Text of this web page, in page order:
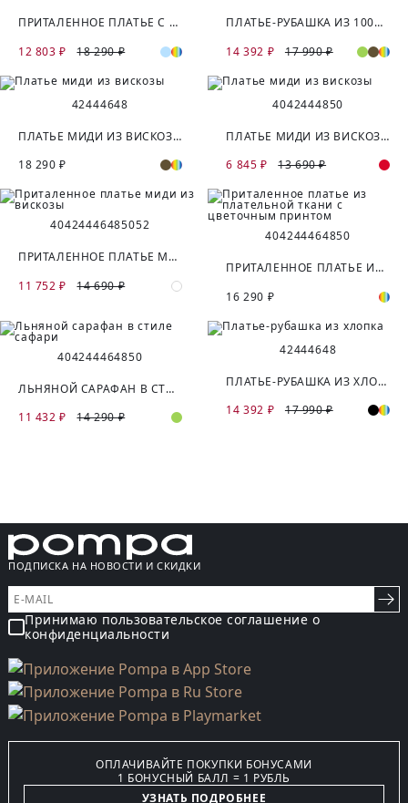
ПРИТАЛЕННОЕ ПЛАТЬЕ С V-ОБРАЗНЫМ ВЫРЕЗОМ
12 803 ₽
18 290 ₽
ПЛАТЬЕ-РУБАШКА ИЗ 100% ВИСКОЗЫ
14 392 ₽
17 990 ₽
42444648
ПЛАТЬЕ МИДИ ИЗ ВИСКОЗЫ
18 290 ₽
4042444850
ПЛАТЬЕ МИДИ ИЗ ВИСКОЗЫ
6 845 ₽
13 690 ₽
40424446485052
ПРИТАЛЕННОЕ ПЛАТЬЕ МИДИ ИЗ ВИСКОЗЫ
11 752 ₽
14 690 ₽
404244464850
ПРИТАЛЕННОЕ ПЛАТЬЕ ИЗ ПЛАТЕЛЬНОЙ ТКАНИ С ЦВЕТОЧНЫМ ПРИНТОМ
16 290 ₽
404244464850
ЛЬНЯНОЙ САРАФАН В СТИЛЕ САФАРИ
11 432 ₽
14 290 ₽
42444648
ПЛАТЬЕ-РУБАШКА ИЗ ХЛОПКА
14 392 ₽
17 990 ₽
ПОДПИСКА НА НОВОСТИ И СКИДКИ
Принимаю пользовательское соглашение о
конфиденциальности
ОПЛАЧИВАЙТЕ ПОКУПКИ БОНУСАМИ
1 БОНУСНЫЙ БАЛЛ = 1 РУБЛЬ
УЗНАТЬ ПОДРОБНЕЕ